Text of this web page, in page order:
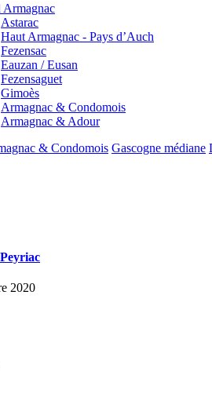
Armagnac
Astarac
Haut Armagnac - Pays d’Auch
Fezensac
Eauzan / Eusan
Fezensaguet
Gimoès
Armagnac & Condomois
Armagnac & Adour
& Condomois Gascogne médiane
2020